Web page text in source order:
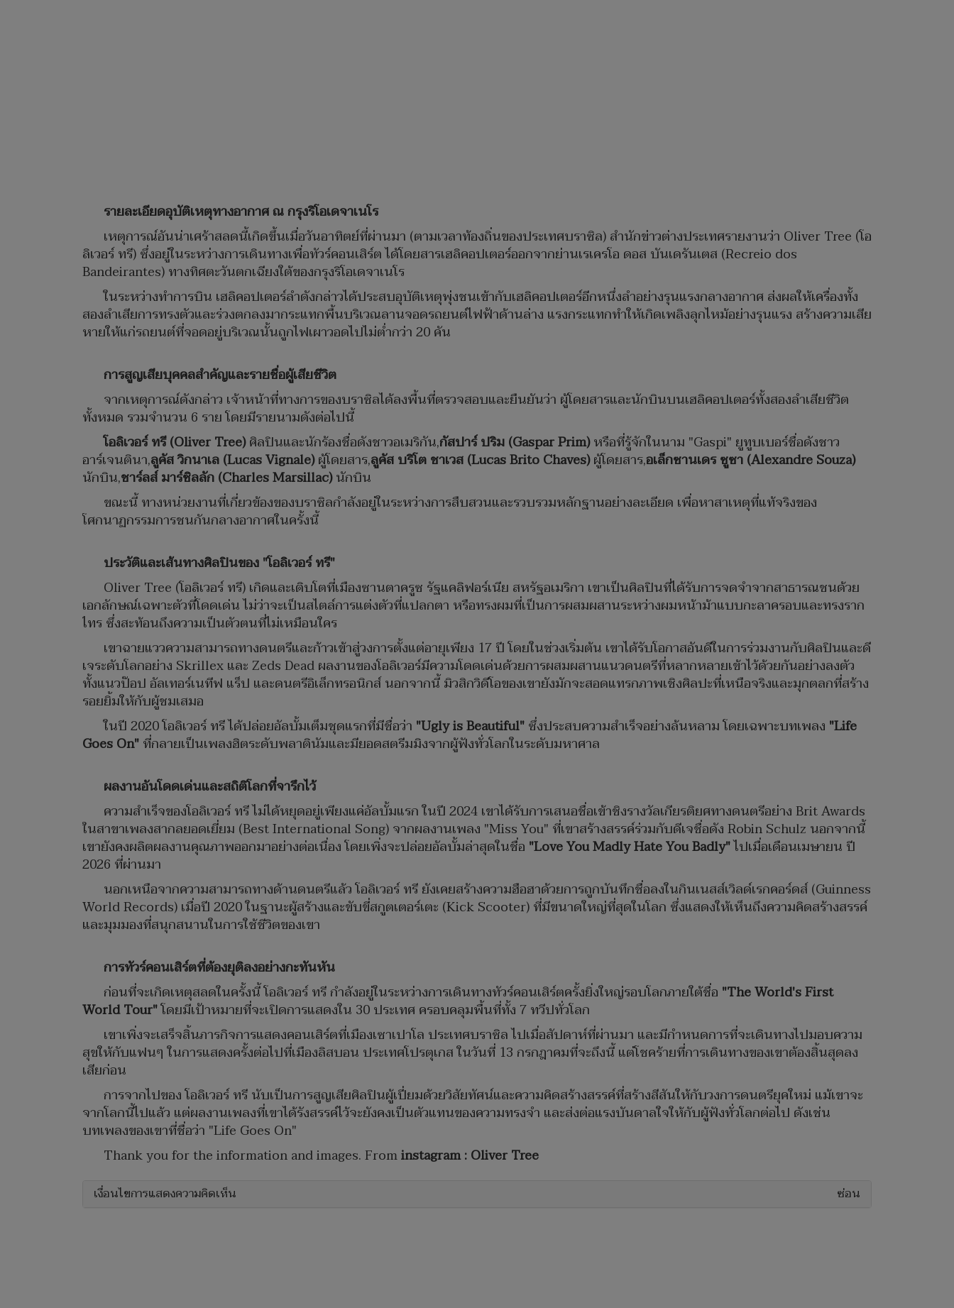
รายละเอียดอุบัติเหตุทางอากาศ ณ กรุงริโอเดจาเนโร
เหตุการณ์อันน่าเศร้าสลดนี้เกิดขึ้นเมื่อวันอาทิตย์ที่ผ่านมา (ตามเวลาท้องถิ่นของประเทศบราซิล) สำนักข่าวต่างประเทศรายงานว่า Oliver Tree (โอ
ลิเวอร์ ทรี) ซึ่งอยู่ในระหว่างการเดินทางเพื่อทัวร์คอนเสิร์ต ได้โดยสารเฮลิคอปเตอร์ออกจากย่านเรเครโอ ดอส บันเดรันเตส (Recreio dos
Bandeirantes) ทางทิศตะวันตกเฉียงใต้ของกรุงริโอเดจาเนโร
ในระหว่างทำการบิน เฮลิคอปเตอร์ลำดังกล่าวได้ประสบอุบัติเหตุพุ่งชนเข้ากับเฮลิคอปเตอร์อีกหนึ่งลำอย่างรุนแรงกลางอากาศ ส่งผลให้เครื่องทั้ง
สองลำเสียการทรงตัวและร่วงตกลงมากระแทกพื้นบริเวณลานจอดรถยนต์ไฟฟ้าด้านล่าง แรงกระแทกทำให้เกิดเพลิงลุกไหม้อย่างรุนแรง สร้างความเสีย
หายให้แก่รถยนต์ที่จอดอยู่บริเวณนั้นถูกไฟเผาวอดไปไม่ต่ำกว่า 20 คัน
การสูญเสียบุคคลสำคัญและรายชื่อผู้เสียชีวิต
จากเหตุการณ์ดังกล่าว เจ้าหน้าที่ทางการของบราซิลได้ลงพื้นที่ตรวจสอบและยืนยันว่า ผู้โดยสารและนักบินบนเฮลิคอปเตอร์ทั้งสองลำเสียชีวิต
ทั้งหมด รวมจำนวน 6 ราย โดยมีรายนามดังต่อไปนี้
โอลิเวอร์ ทรี (Oliver Tree)ศิลปินและนักร้องชื่อดังชาวอเมริกัน,กัสปาร์ ปริม (Gaspar Prim)หรือที่รู้จักในนาม "Gaspi" ยูทูบเบอร์ชื่อดังชาว
อาร์เจนตินา,ลูคัส วิกนาเล (Lucas Vignale)ผู้โดยสาร,ลูคัส บริโต ชาเวส (Lucas Brito Chaves)ผู้โดยสาร,อเล็กซานเดร ซูซา (Alexandre Souza)
นักบิน,ชาร์ลส์ มาร์ซิลลัก (Charles Marsillac)นักบิน
ขณะนี้ ทางหน่วยงานที่เกี่ยวข้องของบราซิลกำลังอยู่ในระหว่างการสืบสวนและรวบรวมหลักฐานอย่างละเอียด เพื่อหาสาเหตุที่แท้จริงของ
โศกนาฏกรรมการชนกันกลางอากาศในครั้งนี้
ประวัติและเส้นทางศิลปินของ "โอลิเวอร์ ทรี"
Oliver Tree (โอลิเวอร์ ทรี) เกิดและเติบโตที่เมืองซานตาครูซ รัฐแคลิฟอร์เนีย สหรัฐอเมริกา เขาเป็นศิลปินที่ได้รับการจดจำจากสาธารณชนด้วย
เอกลักษณ์เฉพาะตัวที่โดดเด่น ไม่ว่าจะเป็นสไตล์การแต่งตัวที่แปลกตา หรือทรงผมที่เป็นการผสมผสานระหว่างผมหน้าม้าแบบกะลาครอบและทรงราก
ไทร ซึ่งสะท้อนถึงความเป็นตัวตนที่ไม่เหมือนใคร
เขาฉายแววความสามารถทางดนตรีและก้าวเข้าสู่วงการตั้งแต่อายุเพียง 17 ปี โดยในช่วงเริ่มต้น เขาได้รับโอกาสอันดีในการร่วมงานกับศิลปินและดี
เจระดับโลกอย่าง Skrillex และ Zeds Dead ผลงานของโอลิเวอร์มีความโดดเด่นด้วยการผสมผสานแนวดนตรีที่หลากหลายเข้าไว้ด้วยกันอย่างลงตัว
ทั้งแนวป๊อป อัลเทอร์เนทีฟ แร็ป และดนตรีอิเล็กทรอนิกส์ นอกจากนี้ มิวสิกวิดีโอของเขายังมักจะสอดแทรกภาพเชิงศิลปะที่เหนือจริงและมุกตลกที่สร้าง
รอยยิ้มให้กับผู้ชมเสมอ
ในปี 2020 โอลิเวอร์ ทรี ได้ปล่อยอัลบั้มเต็มชุดแรกที่มีชื่อว่า "Ugly is Beautiful"ซึ่งประสบความสำเร็จอย่างล้นหลาม โดยเฉพาะบทเพลง "Life
Goes On"ที่กลายเป็นเพลงฮิตระดับพลาตินัมและมียอดสตรีมมิงจากผู้ฟังทั่วโลกในระดับมหาศาล
ผลงานอันโดดเด่นและสถิติโลกที่จารึกไว้
ความสำเร็จของโอลิเวอร์ ทรี ไม่ได้หยุดอยู่เพียงแค่อัลบั้มแรก ในปี 2024 เขาได้รับการเสนอชื่อเข้าชิงรางวัลเกียรติยศทางดนตรีอย่าง Brit Awards
ในสาขาเพลงสากลยอดเยี่ยม (Best International Song) จากผลงานเพลง "Miss You" ที่เขาสร้างสรรค์ร่วมกับดีเจชื่อดัง Robin Schulz นอกจากนี้
เขายังคงผลิตผลงานคุณภาพออกมาอย่างต่อเนื่อง โดยเพิ่งจะปล่อยอัลบั้มล่าสุดในชื่อ "Love You Madly Hate You Badly"ไปเมื่อเดือนเมษายน ปี
2026 ที่ผ่านมา
นอกเหนือจากความสามารถทางด้านดนตรีแล้ว โอลิเวอร์ ทรี ยังเคยสร้างความฮือฮาด้วยการถูกบันทึกชื่อลงในกินเนสส์เวิลด์เรกคอร์ดส์ (Guinness
World Records) เมื่อปี 2020 ในฐานะผู้สร้างและขับขี่สกูตเตอร์เตะ (Kick Scooter) ที่มีขนาดใหญ่ที่สุดในโลก ซึ่งแสดงให้เห็นถึงความคิดสร้างสรรค์
และมุมมองที่สนุกสนานในการใช้ชีวิตของเขา
การทัวร์คอนเสิร์ตที่ต้องยุติลงอย่างกะทันหัน
ก่อนที่จะเกิดเหตุสลดในครั้งนี้ โอลิเวอร์ ทรี กำลังอยู่ในระหว่างการเดินทางทัวร์คอนเสิร์ตครั้งยิ่งใหญ่รอบโลกภายใต้ชื่อ "The World's First
World Tour"โดยมีเป้าหมายที่จะเปิดการแสดงใน 30 ประเทศ ครอบคลุมพื้นที่ทั้ง 7 ทวีปทั่วโลก
เขาเพิ่งจะเสร็จสิ้นภารกิจการแสดงคอนเสิร์ตที่เมืองเซาเปาโล ประเทศบราซิล ไปเมื่อสัปดาห์ที่ผ่านมา และมีกำหนดการที่จะเดินทางไปมอบความ
สุขให้กับแฟนๆ ในการแสดงครั้งต่อไปที่เมืองลิสบอน ประเทศโปรตุเกส ในวันที่ 13 กรกฎาคมที่จะถึงนี้ แต่โชคร้ายที่การเดินทางของเขาต้องสิ้นสุดลง
เสียก่อน
การจากไปของ โอลิเวอร์ ทรี นับเป็นการสูญเสียศิลปินผู้เปี่ยมด้วยวิสัยทัศน์และความคิดสร้างสรรค์ที่สร้างสีสันให้กับวงการดนตรียุคใหม่ แม้เขาจะ
จากโลกนี้ไปแล้ว แต่ผลงานเพลงที่เขาได้รังสรรค์ไว้จะยังคงเป็นตัวแทนของความทรงจำ และส่งต่อแรงบันดาลใจให้กับผู้ฟังทั่วโลกต่อไป ดังเช่น
บทเพลงของเขาที่ชื่อว่า "Life Goes On"
Thank you for the information and images. Frominstagram : Oliver Tree
เงื่อนไขการแสดงความคิดเห็น ซ่อน